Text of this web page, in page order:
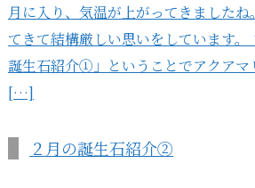
月に入り、気温が上がってきましたね
てきて結構厳しい思いをしています。
誕生石紹介①」ということでアクアマ
[…]
２月の誕生石紹介②